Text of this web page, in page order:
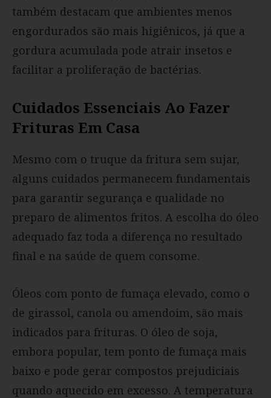
também destacam que ambientes menos
engordurados são mais higiênicos, já que a
gordura acumulada pode atrair insetos e
facilitar a proliferação de bactérias.
Cuidados Essenciais Ao Fazer
Frituras Em Casa
Mesmo com o truque da fritura sem sujar,
alguns cuidados permanecem fundamentais
para garantir segurança e qualidade no
preparo de alimentos fritos. A escolha do óleo
adequado faz toda a diferença no resultado
final e na saúde de quem consome.
Óleos com ponto de fumaça elevado, como o
de girassol, canola ou amendoim, são mais
indicados para frituras. O óleo de soja,
embora popular, tem ponto de fumaça mais
baixo e pode gerar compostos prejudiciais
quando aquecido em excesso. A temperatura